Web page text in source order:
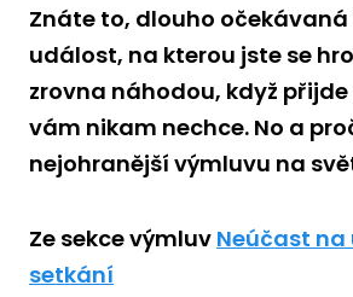
Znáte to, dlouho očekávaná
událost, na kterou jste se
zrovna náhodou, když přijde
vám nikam nechce. No a
nejohranější výmluvu na
Ze sekce výmluv Neúčast
setkání